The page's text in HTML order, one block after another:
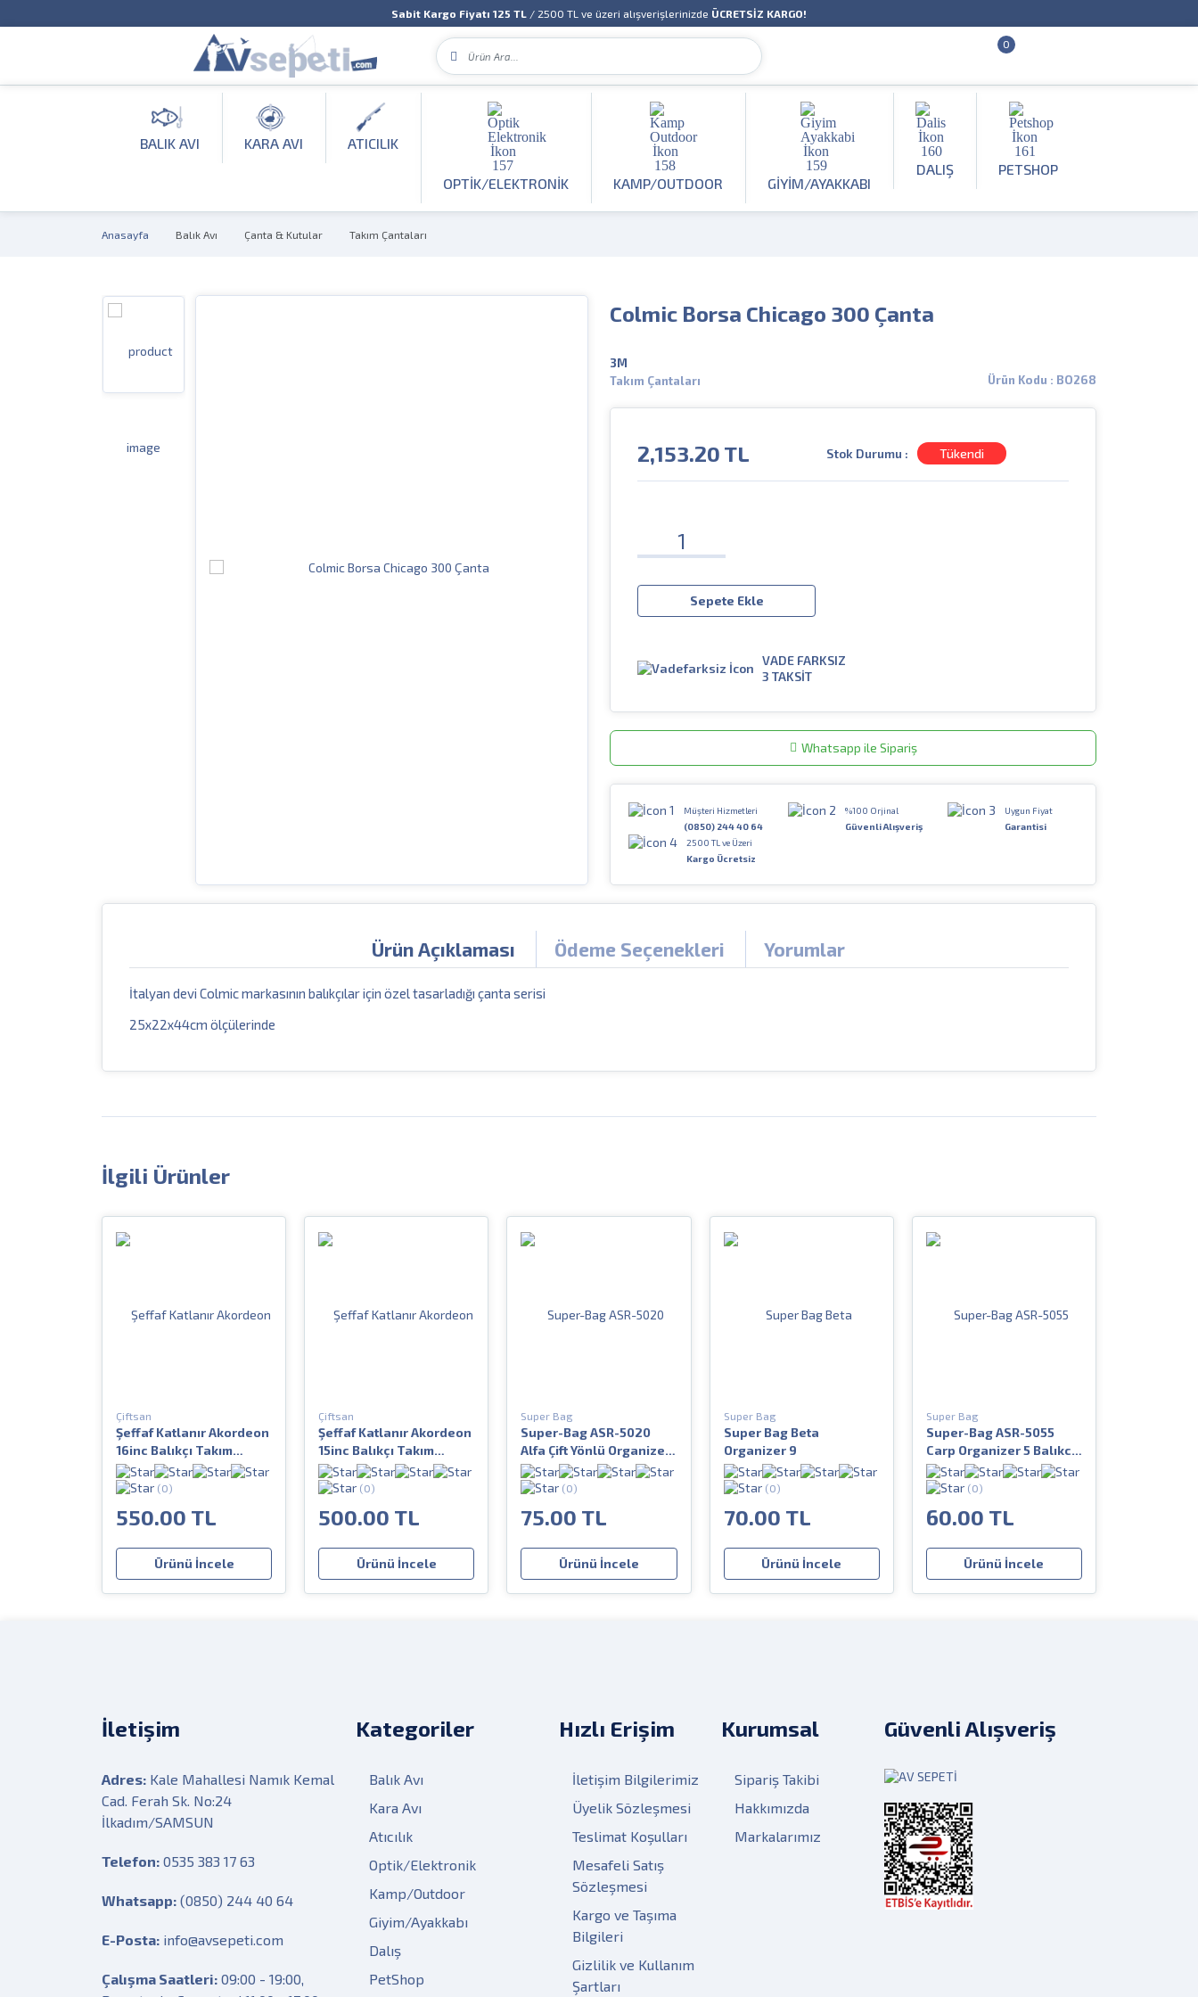
Sabit Kargo Fiyatı 125 TL / 2500 TL ve üzeri alışverişlerinizde ÜCRETSİZ KARGO!
0
BALIK AVI KARA AVI ATICILIK
OPTIK/ELEKTRONIK KAMP/OUTDOOR GIYIM/AYAKKABI
DALIŞ PETSHOP
Anasayfa Balık Avı Çanta & Kutular Takım Çantaları
Colmic Borsa Chicago 300 Çanta
3M
Takım Çantaları
Ürün Kodu : BO268
2,153.20 TL Stok Durumu : Tükendi
Sepete Ekle
VADE FARKSIZ
3 TAKSİT
Whatsapp ile Sipariş
Müşteri Hizmetleri
(0850) 244 40 64
%100 Orjinal
Güvenli Alışveriş
Uygun Fiyat
Garantisi
2500 TL ve Üzeri
Kargo Ücretsiz
Ürün Açıklaması Ödeme Seçenekleri Yorumlar
İtalyan devi Colmic markasının balıkçılar için özel tasarladığı çanta serisi
25x22x44cm ölçülerinde
İlgili Ürünler
Çiftsan
Şeffaf Katlanır Akordeon
16inc Balıkçı Takım
Çantası
(0)
550.00 TL
Ürünü İncele
Çiftsan
Şeffaf Katlanır Akordeon
15inc Balıkçı Takım
Çantası
(0)
500.00 TL
Ürünü İncele
Super Bag
Super-Bag ASR-5020
Alfa Çift Yönlü Organizer
10 Balıkcı Malzeme
Kutusu(0)
75.00 TL
Ürünü İncele
Super Bag
Super Bag Beta
Organizer 9
(0)
70.00 TL
Ürünü İncele
Super Bag
Super-Bag ASR-5055
Carp Organizer 5 Balıkcı
Malzeme Kutusu
(0)
60.00 TL
Ürünü İncele
İletişim
Adres: Kale Mahallesi Namık Kemal
Cad. Ferah Sk. No:24
İlkadım/SAMSUN
Telefon: 0535 383 17 63
Whatsapp: (0850) 244 40 64
E-Posta: info@avsepeti.com
Çalışma Saatleri: 09:00 - 19:00,
Kategoriler
Balık Avı
Kara Avı
Atıcılık
Optik/Elektronik
Kamp/Outdoor
Giyim/Ayakkabı
Dalış
PetShop
Hızlı Erişim
İletişim Bilgilerimiz
Üyelik Sözleşmesi
Teslimat Koşulları
Mesafeli Satış
Sözleşmesi
Kargo ve Taşıma
Bilgileri
Gizlilik ve Kullanım
Şartları
Kurumsal
Sipariş Takibi
Hakkımızda
Markalarımız
Güvenli Alışveriş